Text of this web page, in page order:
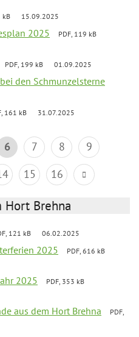
kB 15.09.2025
2025
PDF, 119 kB
PDF, 199 kB 01.09.2025
den Schmunzelsterne
161 kB 31.07.2025
6 7 8
9
15 16
Hort Brehna
121 kB 06.02.2025
2025
PDF, 616 kB
2025
PDF, 353 kB
aus dem Hort Brehna
PDF,